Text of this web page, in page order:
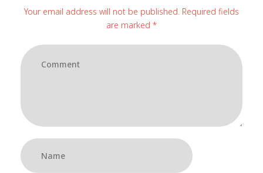
Your email address will not be published. Required fields
are marked *